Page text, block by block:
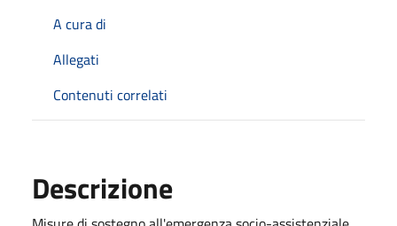
A cura di
Allegati
Contenuti correlati
Descrizione